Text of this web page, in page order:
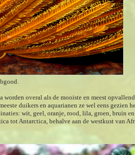
worden overal als de mooiste en meest
duikers en aquarianen ze wel eens
wit, geel, oranje, rood, lila, groen, bruin
tot Antarctica, behalve aan de westkust van